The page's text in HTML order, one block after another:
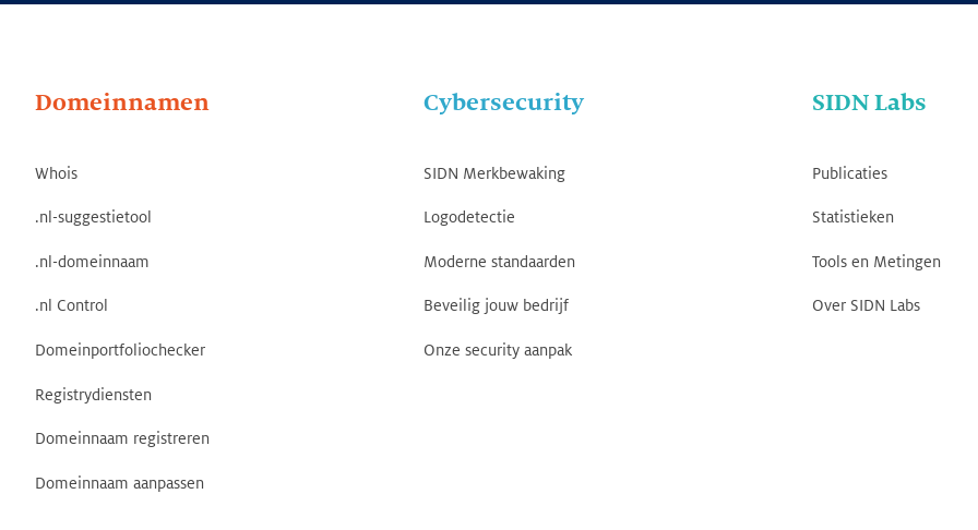
Domeinnamen
Whois
.nl-suggestietool
.nl-domeinnaam
.nl Control
Domeinportfoliochecker
Registrydiensten
Domeinnaam registreren
Domeinnaam aanpassen
Cybersecurity
SIDN Merkbewaking
Logodetectie
Moderne standaarden
Beveilig jouw bedrijf
Onze security aanpak
SIDN Labs
Publicaties
Statistieken
Tools en Metingen
Over SIDN Labs